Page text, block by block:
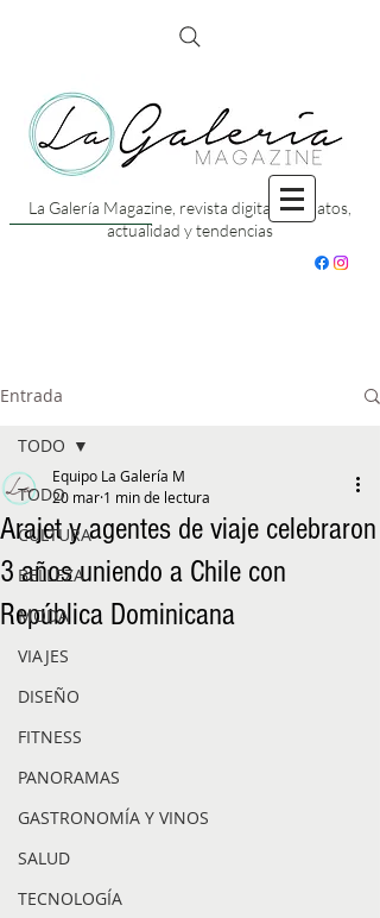
La Galería Magazine, revista digital con datos,
actualidad y tendencias
Entrada
TODO
CULTURA
BELLEZA
MODA
VIAJES
DISEÑO
FITNESS
PANORAMAS
GASTRONOMÍA Y VINOS
SALUD
TECNOLOGÍA
TODO
Arajet y agentes de viaje celebraron
3 años uniendo a Chile con
República Dominicana
Equipo La Galería M
20 mar 1 min de lectura